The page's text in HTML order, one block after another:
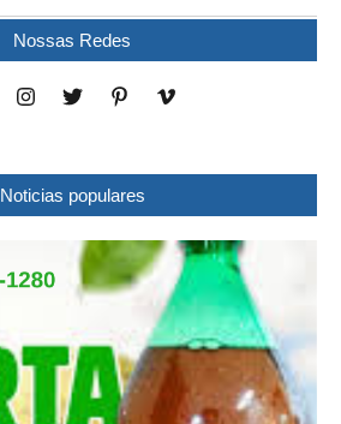
Nossas Redes
Noticias populares